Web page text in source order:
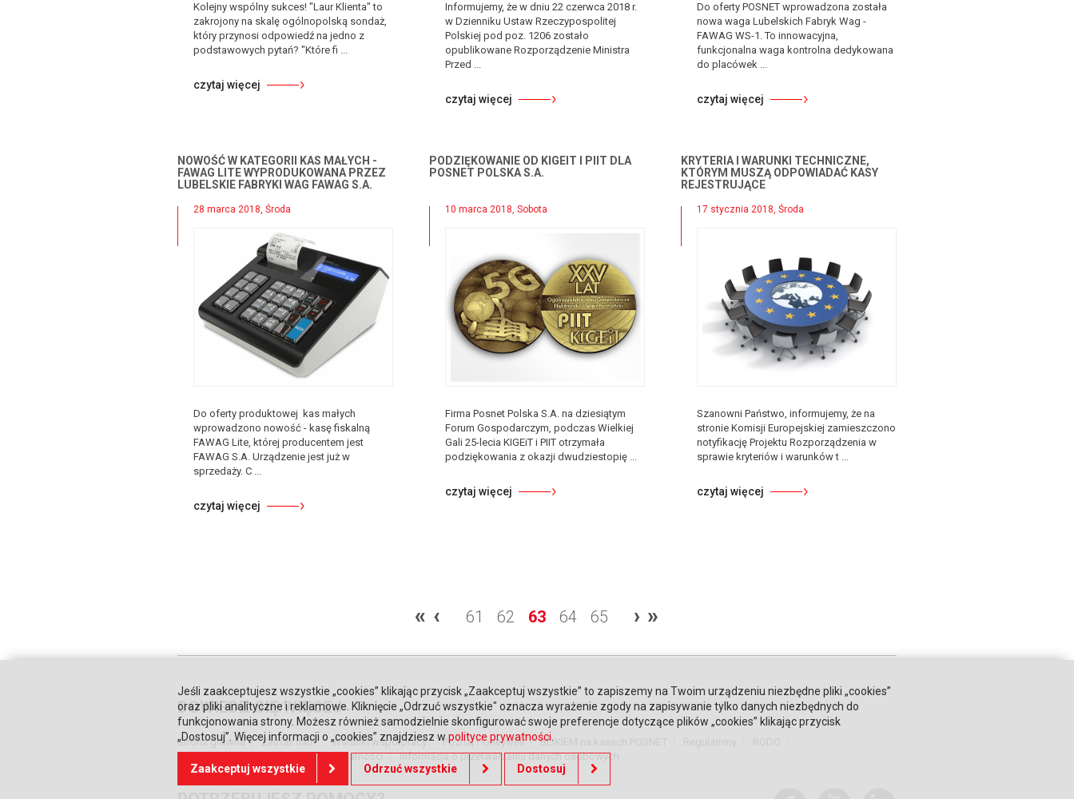
Kolejny wspólny sukces! "Laur Klienta" to
zakrojony na skalę ogólnopolską sondaż,
który przynosi odpowiedź na jedno z
podstawowych pytań? "Które fi ...
czytaj więcej
Informujemy, że w dniu 22 czerwca 2018 r.
w Dzienniku Ustaw Rzeczypospolitej
Polskiej pod poz. 1206 zostało
opublikowane Rozporządzenie Ministra
Przed ...
czytaj więcej
Do oferty POSNET wprowadzona została
nowa waga Lubelskich Fabryk Wag -
FAWAG WS-1. To innowacyjna,
funkcjonalna waga kontrolna dedykowana
do placówek ...
czytaj więcej
NOWOŚĆ W KATEGORII KAS MAŁYCH -
FAWAG LITE WYPRODUKOWANA PRZEZ
LUBELSKIE FABRYKI WAG FAWAG S.A.
28 marca 2018, Środa
Do oferty produktowej kas małych
wprowadzono nowość - kasę fiskalną
FAWAG Lite, której producentem jest
FAWAG S.A. Urządzenie jest już w
sprzedaży. C ...
czytaj więcej
PODZIĘKOWANIE OD KIGEIT I PIIT DLA
POSNET POLSKA S.A.
10 marca 2018, Sobota
Firma Posnet Polska S.A. na dziesiątym
Forum Gospodarczym, podczas Wielkiej
Gali 25-lecia KIGEiT i PIIT otrzymała
podziękowania z okazji dwudziestopię ...
czytaj więcej
KRYTERIA I WARUNKI TECHNICZNE,
KTÓRYM MUSZĄ ODPOWIADAĆ KASY
REJESTRUJĄCE
17 stycznia 2018, Środa
Szanowni Państwo, informujemy, że na
stronie Komisji Europejskiej zamieszczono
notyfikację Projektu Rozporządzenia w
sprawie kryteriów i warunków t ...
czytaj więcej
« ‹ 61 62 63 64 65 › »
DOWIEDZ SIĘ WIĘCEJ
Strona główna Zaufali nam Warunki współpracy Poznaj Honeywell BLIKIEM na kasach POSNET
Polityka prywatności Informacja o przetwarzaniu danych osobowych
Jeśli zaakceptujesz wszystkie „cookies” klikając przycisk „Zaakceptuj wszystkie” to zapiszemy na Twoim urządzeniu niezbędne pliki „cookies”
oraz pliki analityczne i reklamowe. Kliknięcie „Odrzuć wszystkie" oznacza wyrażenie zgody na zapisywanie tylko danych niezbędnych do
funkcjonowania strony. Możesz również samodzielnie skonfigurować swoje preferencje dotyczące plików „cookies” klikając przycisk
„Dostosuj”. Więcej informacji o „cookies” znajdziesz w polityce prywatności
Zaakceptuj wszystkie Odrzuć wszystkie Dostosuj